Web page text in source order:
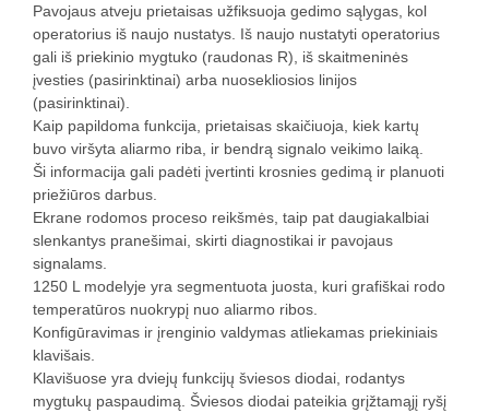
Pavojaus atveju prietaisas užfiksuoja gedimo sąlygas, kol
operatorius iš naujo nustatys. Iš naujo nustatyti operatorius
gali iš priekinio mygtuko (raudonas R), iš skaitmeninės
įvesties (pasirinktinai) arba nuosekliosios linijos
(pasirinktinai).
Kaip papildoma funkcija, prietaisas skaičiuoja, kiek kartų
buvo viršyta aliarmo riba, ir bendrą signalo veikimo laiką.
Ši informacija gali padėti įvertinti krosnies gedimą ir planuoti
priežiūros darbus.
Ekrane rodomos proceso reikšmės, taip pat daugiakalbiai
slenkantys pranešimai, skirti diagnostikai ir pavojaus
signalams.
1250 L modelyje yra segmentuota juosta, kuri grafiškai rodo
temperatūros nuokrypį nuo aliarmo ribos.
Konfigūravimas ir įrenginio valdymas atliekamas priekiniais
klavišais.
Klavišuose yra dviejų funkcijų šviesos diodai, rodantys
mygtukų paspaudimą. Šviesos diodai pateikia grįžtamąjį ryšį